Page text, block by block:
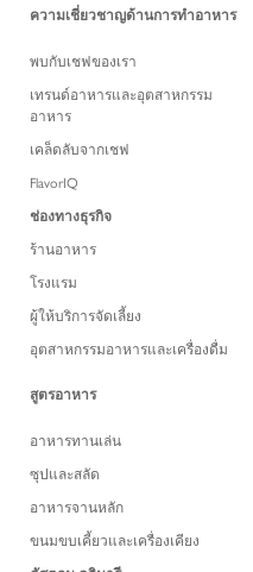
สูตรอาหาร
อาหารทานเล่น
ซุปและสลัด
อาหารจานหลัก
ขนมขบเคี้ยวและเครื่องเคียง
ความเชี่ยวชาญด้านการทำอาหาร
พบกับเชฟของเรา
เทรนด์อาหารและอุตสาหกรรม
อาหาร
เคล็ดลับจากเชฟ
FlavorIQ
ช่องทางธุรกิจ
ร้านอาหาร
โรงแรม
ผู้ให้บริการจัดเลี้ยง
อุตสาหกรรมอาหารและเครื่องดื่ม